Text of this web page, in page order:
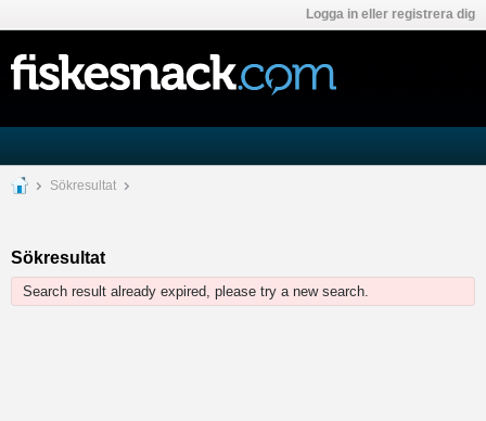
Logga in eller registrera dig
Sökresultat
Sökresultat
Search result already expired, please try a new search.